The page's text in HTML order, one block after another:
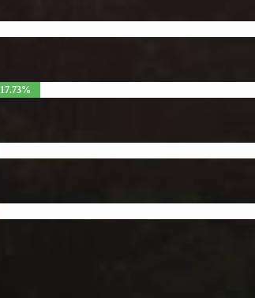
17.73%